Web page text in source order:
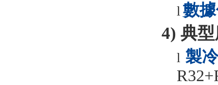
l 數
4) 典
l 製